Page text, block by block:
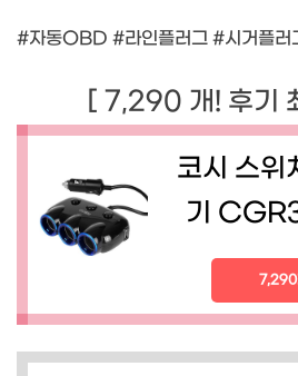
#자동OBD #라인플러그 #시거플러
[ 7,290 개! 후기
코시 스위
기
7,290